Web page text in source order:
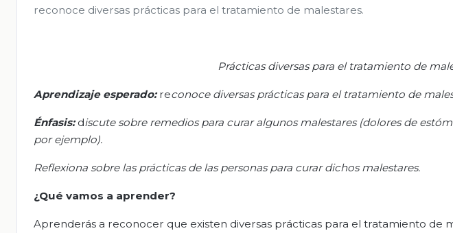
reconoce diversas prácticas para el tratamiento de malestares.
Prácticas diversas para el tratamiento de
Aprendizaje esperado:reconoce diversas prácticas para el tratamiento de
Énfasis:discute sobre remedios para curar algunos malestares (dolores de
por ejemplo).
Reflexiona sobre las prácticas de las personas para curar dichos malestares.
¿Qué vamos a aprender?
Aprenderás a reconocer que existen diversas prácticas para el tratamiento de